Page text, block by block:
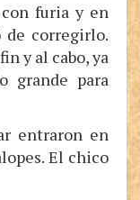
furia y en
corregirlo.
y al cabo, ya
grande para
entraron en
El chico